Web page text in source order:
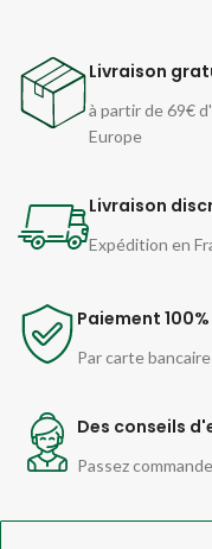
Livraison
à partir de 69€
Europe
Livraison
Expédition en
Paiement
Par carte bancaire
Des conseils
Passez